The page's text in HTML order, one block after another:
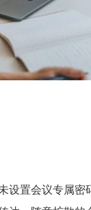
设置会议专属